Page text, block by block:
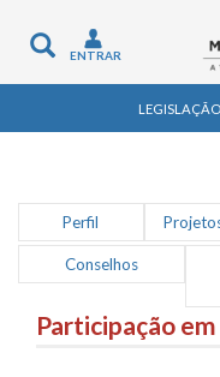
Toggle
navigation
ENTRAR
LEGISLAÇÃO
Perfil
Conselhos
Participação